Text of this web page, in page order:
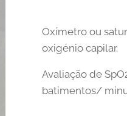
Oxímetro ou
oxigénio capilar.
Avaliação de
batimentos/